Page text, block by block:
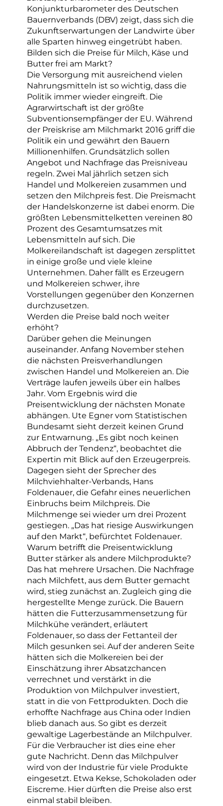
Konjunkturbarometer des Deutschen
Bauernverbands (DBV) zeigt, dass sich die
Zukunftserwartungen der Landwirte über
alle Sparten hinweg eingetrübt haben.
Bilden sich die Preise für Milch, Käse und
Butter frei am Markt?
Die Versorgung mit ausreichend vielen
Nahrungsmitteln ist so wichtig, dass die
Politik immer wieder eingreift. Die
Agrarwirtschaft ist der größte
Subventionsempfänger der EU. Während
der Preiskrise am Milchmarkt 2016 griff die
Politik ein und gewährt den Bauern
Millionenhilfen. Grundsätzlich sollen
Angebot und Nachfrage das Preisniveau
regeln. Zwei Mal jährlich setzen sich
Handel und Molkereien zusammen und
setzen den Milchpreis fest. Die Preismacht
der Handelskonzerne ist dabei enorm. Die
größten Lebensmittelketten vereinen 80
Prozent des Gesamtumsatzes mit
Lebensmitteln auf sich. Die
Molkereilandschaft ist dagegen zersplittet
in einige große und viele kleine
Unternehmen. Daher fällt es Erzeugern
und Molkereien schwer, ihre
Vorstellungen gegenüber den Konzernen
durchzusetzen.
Werden die Preise bald noch weiter
erhöht?
Darüber gehen die Meinungen
auseinander. Anfang November stehen
die nächsten Preisverhandlungen
zwischen Handel und Molkereien an. Die
Verträge laufen jeweils über ein halbes
Jahr. Vom Ergebnis wird die
Preisentwicklung der nächsten Monate
abhängen. Ute Egner vom Statistischen
Bundesamt sieht derzeit keinen Grund
zur Entwarnung. „Es gibt noch keinen
Abbruch der Tendenz“, beobachtet die
Expertin mit Blick auf den Erzeugerpreis.
Dagegen sieht der Sprecher des
Milchviehhalter-Verbands, Hans
Foldenauer, die Gefahr eines neuerlichen
Einbruchs beim Milchpreis. Die
Milchmenge sei wieder um drei Prozent
gestiegen. „Das hat riesige Auswirkungen
auf den Markt“, befürchtet Foldenauer.
Warum betrifft die Preisentwicklung
Butter stärker als andere Milchprodukte?
Das hat mehrere Ursachen. Die Nachfrage
nach Milchfett, aus dem Butter gemacht
wird, stieg zunächst an. Zugleich ging die
hergestellte Menge zurück. Die Bauern
hätten die Futterzusammensetzung für
Milchkühe verändert, erläutert
Foldenauer, so dass der Fettanteil der
Milch gesunken sei. Auf der anderen Seite
hätten sich die Molkereien bei der
Einschätzung ihrer Absatzchancen
verrechnet und verstärkt in die
Produktion von Milchpulver investiert,
statt in die von Fettprodukten. Doch die
erhoffte Nachfrage aus China oder Indien
blieb danach aus. So gibt es derzeit
gewaltige Lagerbestände an Milchpulver.
Für die Verbraucher ist dies eine eher
gute Nachricht. Denn das Milchpulver
wird von der Industrie für viele Produkte
eingesetzt. Etwa Kekse, Schokoladen oder
Eiscreme. Hier dürften die Preise also erst
einmal stabil bleiben.